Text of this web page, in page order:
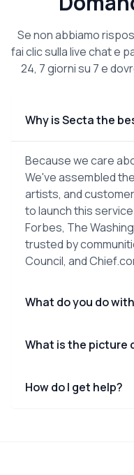
Se non abbiamo
fai clic sulla live chat e
24, 7 giorni su 7 e
Why is Secta the
Because we care
We've assembled
artists, and
to launch this
Forbes, The
trusted by
Council, and
What do you do
What is the picture
How do I get help?